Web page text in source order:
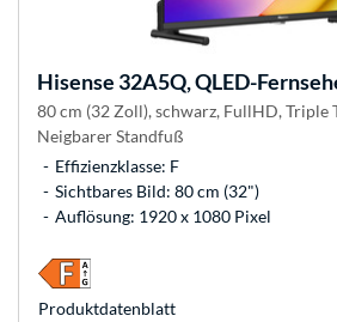
Hisense 32A5Q, QLED-
80 cm (32 Zoll), schwarz, FullHD, Triple
Neigbarer Standfuß
Effizienzklasse: F
Sichtbares Bild: 80 cm (32")
Auflösung: 1920 x 1080 Pixel
Produkt­datenblatt